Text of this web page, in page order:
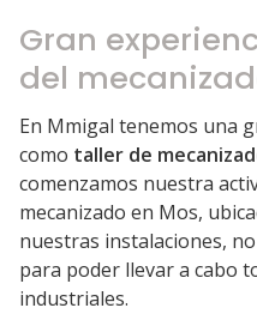
Gran
del
En Mmigal tenemos una
como taller de
comenzamos nuestra
mecanizado en Mos,
nuestras instalaciones,
para poder llevar a cabo
industriales.